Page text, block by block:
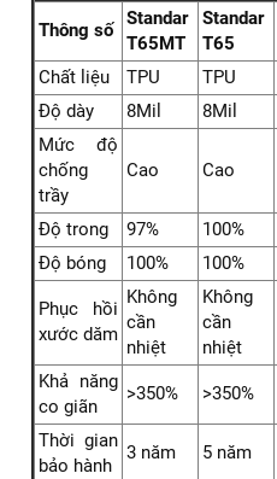
Thông số
Standar
T65MT
Standar
T65
Chất liệu TPU TPU
Độ dày
8Mil 8Mil
Mức độ
chống
trầy
Cao Cao
Độ trong 97% 100%
Độ bóng
100% 100%
Phục hồi
xước dăm
Không
cần
nhiệt
Không
cần
nhiệt
Khả năng
co giãn
>350% >350%
Thời gian
bảo hành
3 năm 5 năm